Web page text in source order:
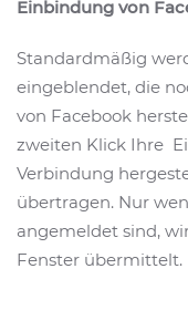
Einbindung von
Standardmäßig
eingeblendet, die
von Facebook
zweiten Klick Ihre
Verbindung
übertragen. Nur
angemeldet sind,
Fenster übermittelt.